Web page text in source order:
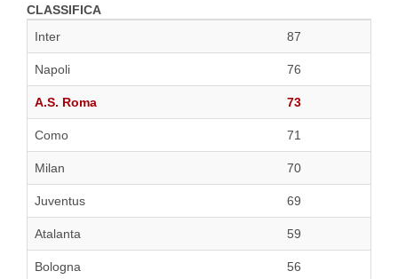
CLASSIFICA
Inter
87
Napoli 76
A.S. Roma 73
Como 71
Milan 70
Juventus 69
Atalanta 59
Bologna 56